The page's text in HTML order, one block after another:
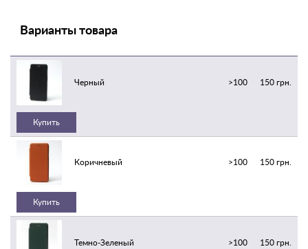
Варианты товара
Черный 150 грн.
>100
Купить
Коричневый 150 грн.
>100
Купить
Темно-Зеленый 150 грн.
>100